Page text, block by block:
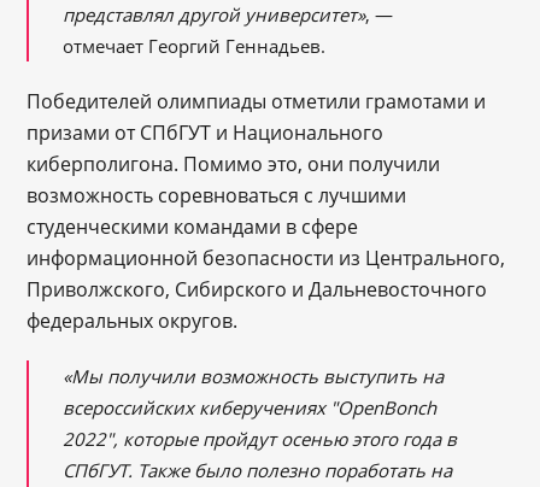
представлял другой университет», —
отмечает Георгий Геннадьев.
Победителей олимпиады отметили грамотами и
призами от СПбГУТ и Национального
киберполигона. Помимо это, они получили
возможность соревноваться с лучшими
студенческими командами в сфере
информационной безопасности из Центрального,
Приволжского, Сибирского и Дальневосточного
федеральных округов.
«Мы получили возможность выступить на
всероссийских киберучениях "OpenBonch
2022", которые пройдут осенью этого года в
СПбГУТ. Также было полезно поработать на